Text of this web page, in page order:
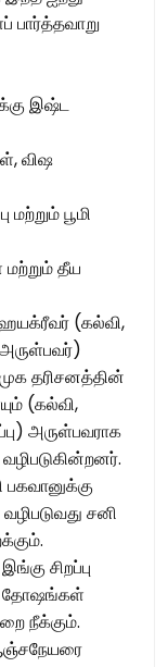
பார்த்தவாறு
இஷ்ட
விஷ
பூமி
மற்றும் தீய
(கல்வி,
தரிசனத்தின்
(கல்வி,
அருள்பவராக
சனி
சிறப்பு
தோஷங்கள்
நீக்கும்.